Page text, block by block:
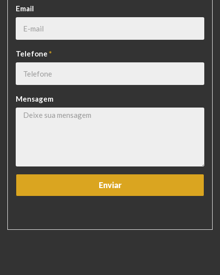
Email
Telefone *
Mensagem